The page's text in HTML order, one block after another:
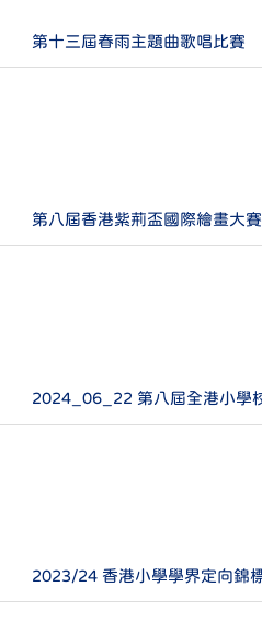
第十三屆春雨主題曲歌唱比賽
第八屆香港紫荊盃國際繪畫大賽
2024_06_22 第八屆全港小學
2023/24 香港小學學界定向錦